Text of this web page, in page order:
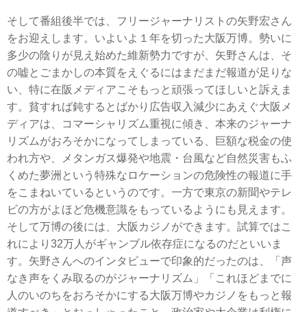
そして番組後半では、フリージャーナリストの矢野宏さん
をお迎えします。いよいよ１年を切った大阪万博。勢いに
多少の陰りが見え始めた維新勢力ですが、矢野さんは、そ
の嘘とごまかしの本質をえぐるにはまだまだ報道が足りな
い、特に在阪メディアこそもっと頑張ってほしいと訴えま
す。貧すれば鈍するとばかり広告収入減少にあえぐ大阪メ
ディアは、コマーシャリズム重視に傾き、本来のジャーナ
リズムがおろそかになってしまっている、巨額な税金の使
われ方や、メタンガス爆発や地震・台風など自然災害もふ
くめた夢洲という特殊なロケーションの危険性の報道に手
をこまねいているというのです。一方で東京の新聞やテレ
ビの方がよほど危機意識をもっているようにも見えます。
そして万博の後には、大阪カジノができます。試算ではこ
れにより32万人がギャンブル依存症になるのだといいま
す。矢野さんへのインタビューで印象的だったのは、「声
なき声をくみ取るのがジャーナリズム」「これほどまでに
人のいのちをおろそかにする大阪万博やカジノをもっと報